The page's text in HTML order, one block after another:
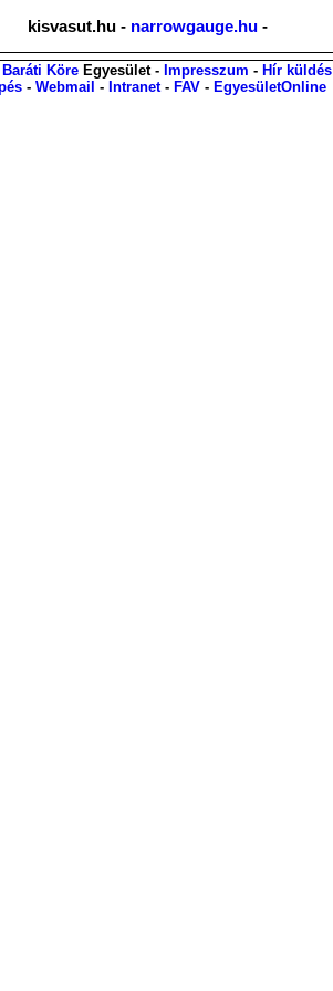
kisvasut.hu - narrowgauge.hu-
Köre Egyesület - Impresszum - Hír küldés
- Webmail - Intranet- FAV - EgyesületOnline